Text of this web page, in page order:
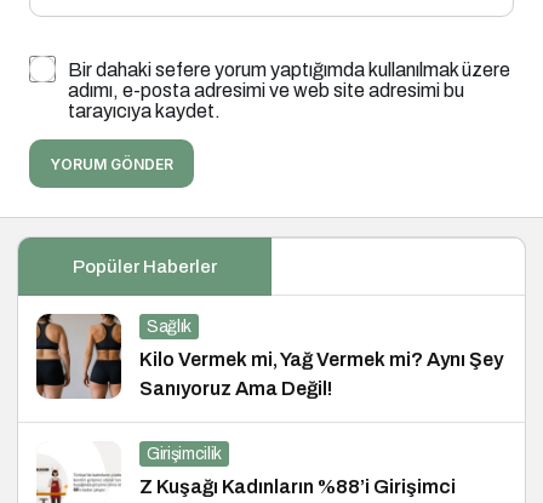
Bir dahaki sefere yorum yaptığımda kullanılmak üzere
adımı, e-posta adresimi ve web site adresimi bu
tarayıcıya kaydet.
YORUM GÖNDER
Popüler Haberler
Sağlık
Kilo Vermek mi, Yağ Vermek mi? Aynı Şey
Sanıyoruz Ama Değil!
Girişimcilik
Z Kuşağı Kadınların %88’i Girişimci